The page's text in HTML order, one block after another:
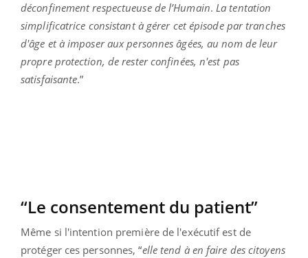
déconfinement respectueuse de l’Humain. La tentation
simplificatrice consistant à gérer cet épisode par tranches
d'âge et à imposer aux personnes âgées, au nom de leur
propre protection, de rester confinées, n'est pas
satisfaisante.”
“Le consentement du patient”
Même si l'intention première de l'exécutif est de
protéger ces personnes, “elle tend à en faire des citoyens